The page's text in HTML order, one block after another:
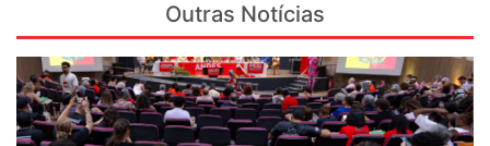
Outras Notícias